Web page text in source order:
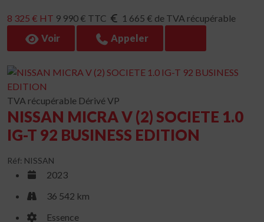
8 325 € HT 9 990 € TTC
1 665 € de TVA récupérable
Voir
Appeler
TVA récupérable Dérivé VP
NISSAN MICRA V (2) SOCIETE 1.0
IG-T 92 BUSINESS EDITION
Réf: NISSAN
2023
36 542 km
Essence